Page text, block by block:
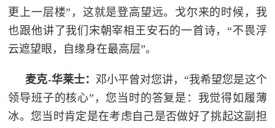
更上一层楼”，这就是登高望远。戈尔来的时候，我
也跟他讲了我们宋朝宰相王安石的一首诗，“不畏浮
云遮望眼，自缘身在最高层”。
麦克-华莱士： 邓小平曾对您讲，“我希望您是这个
领导班子的核心”，您当时的答复是：我觉得如履薄
冰。您当时肯定是在考虑自己是否做好了挑起这副担